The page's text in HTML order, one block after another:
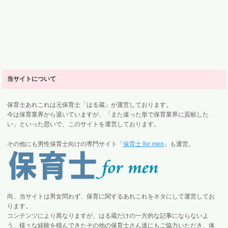
当サイトについて
保育士あれこれは元保育士「はる蔵」が運営しております。
今は保育業界から退いていますが、「また違った形で保育業界に貢献した
い」といった思いで、このサイトを運営しております。
その他にも男性保育士向けの専門サイト「保育士 for men 」も運営。
尚、当サイトは男女問わず、保育に関するあれこれをネタにして運営してお
ります。
コンテンツにより異なりますが、はる蔵だけの一方的な記事にならないよ
う、様々な経験を積んできたその他の保育士さん達にもご協力いただき、体